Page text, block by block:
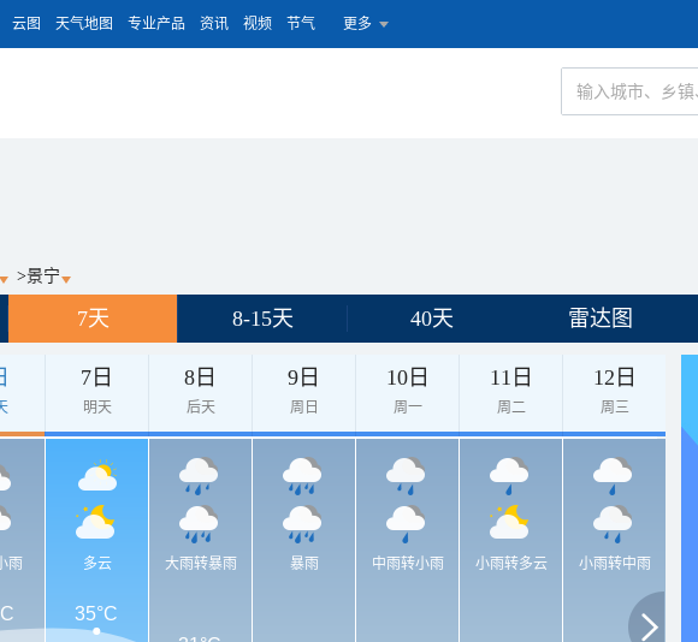
云图 天气地图 专业产品 资讯 视频 节气 更多
>景宁
7天 8-15天 40天 雷达图
7日
明天
8日
后天
9日
周日
10日
周一
11日
周二
12日
周三
雨 多云 大雨转暴雨 暴雨 中雨转小雨 小雨转多云 小雨转中雨
35°C